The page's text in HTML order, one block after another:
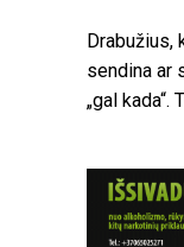
Drabužius,
sendina ar
„gal kada“.